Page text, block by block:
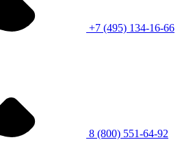
+7 (495) 134-16-66
8 (800) 551-64-92